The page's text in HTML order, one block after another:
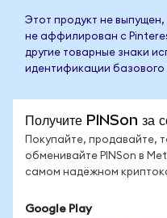
Этот продукт не
не аффилирован с
другие товарные знаки
идентификации базового
Получите PINSon за
Покупайте, продавайте,
обменивайте PINSon в
самом надёжном
Google Play